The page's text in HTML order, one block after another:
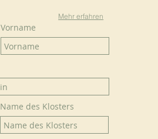
Mehr erfahren
Vorname
Name des Klosters